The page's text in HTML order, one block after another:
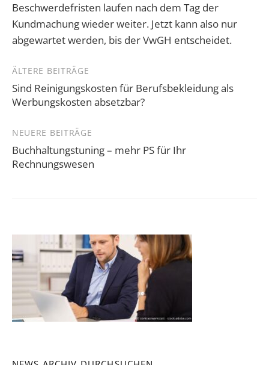
Beschwerdefristen laufen nach dem Tag der
Kundmachung wieder weiter. Jetzt kann also nur
abgewartet werden, bis der VwGH entscheidet.
Beitragsnavigation
ÄLTERE BEITRÄGE
Sind Reinigungskosten für Berufsbekleidung als
Werbungskosten absetzbar?
NEUERE BEITRÄGE
Buchhaltungstuning – mehr PS für Ihr
Rechnungswesen